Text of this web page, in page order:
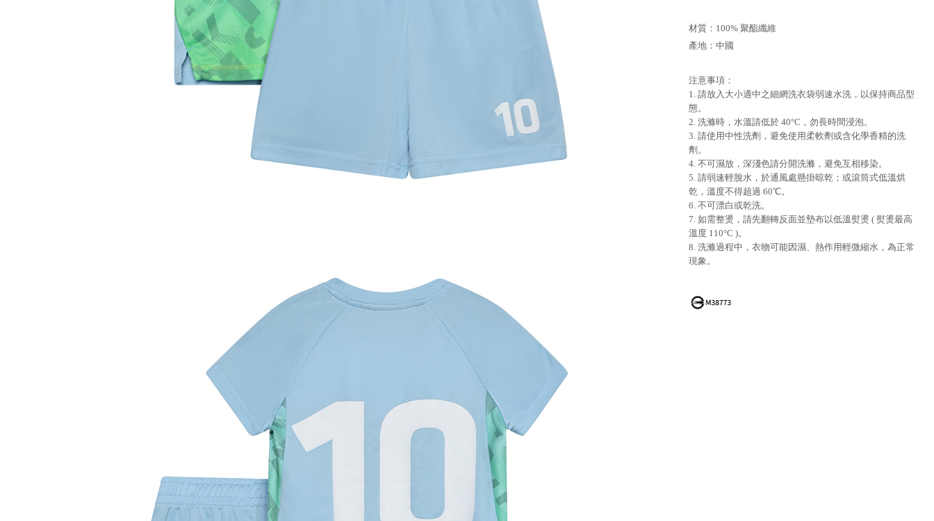
材質：100% 聚酯纖維
產地：中國
注意事項：
1. 請放入大小適中之細網洗衣袋弱速水洗，以保持商品型
態。
2. 洗滌時，水溫請低於 40°C，勿長時間浸泡。
3. 請使用中性洗劑，避免使用柔軟劑或含化學香精的洗
劑。
4. 不可濕放，深淺色請分開洗滌，避免互相移染。
5. 請弱速輕脫水，於通風處懸掛晾乾；或滾筒式低溫烘
乾，溫度不得超過 60℃。
6. 不可漂白或乾洗。
7. 如需整燙，請先翻轉反面並墊布以低溫熨燙 ( 熨燙最高
溫度 110°C )。
8. 洗滌過程中，衣物可能因濕、熱作用輕微縮水，為正常
現象。